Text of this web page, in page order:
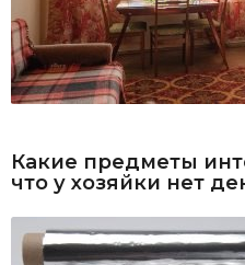
Какие предметы
что у хозяйки нет